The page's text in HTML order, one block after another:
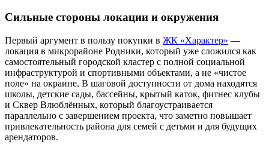
Сильные стороны локации и окружения
Первый аргумент в пользу покупки в ЖК «Характер» —
локация в микрорайоне Родники, который уже сложился как
самостоятельный городской кластер с полной социальной
инфраструктурой и спортивными объектами, а не «чистое
поле» на окраине. В шаговой доступности от дома находятся
школы, детские сады, бассейны, крытый каток, фитнес клубы
и Сквер Влюблённых, который благоустраивается
параллельно с завершением проекта, что заметно повышает
привлекательность района для семей с детьми и для будущих
арендаторов.